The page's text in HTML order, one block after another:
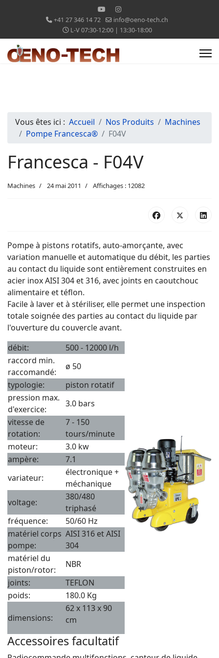
+41 27 346 14 72
info@oeno-tech.ch
L-V 07:30-12:00 | 13:30-18:00
Vous êtes ici : Accueil Nos Produits
Machines
Pompe Francesca®
F04V
Francesca - F04V
Machines 24 mai 2011 Affichages : 12082
Pompe à pistons rotatifs, auto-amorçante, avec
variation manuelle et automatique du débit, les parties
au contact du liquide sont entièrement construites en
acier inox AISI 304 et 316, avec joints en caoutchouc
alimentaire et téflon.
Facile à laver et à stériliser, elle permet une inspection
totale soignée des parties au contact du liquide par
l'ouverture du couvercle avant.
débit:
500 - 12000 l/h
raccord min.
raccomandé:
ø 50
typologie:
piston rotatif
pression max.
d'exercice:
3.0 bars
vitesse de
rotation:
7 - 150
tours/minute
moteur:
3.0 kw
ampère:
7.1
variateur:
électronique +
méchanique
voltage:
380/480
triphasé
fréquence:
50/60 Hz
matériel corps
pompe:
AISI 316 et AISI
304
matériel du
piston/rotor:
NBR
joints:
TEFLON
poids:
180.0 Kg
dimensions:
62 x 113 x 90
cm
Accessoires facultatif